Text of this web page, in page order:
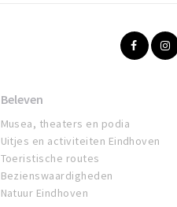
Beleven
Musea, theaters en podia
Uitjes en activiteiten Eindhoven
Toeristische routes
Bezienswaardigheden
Natuur Eindhoven